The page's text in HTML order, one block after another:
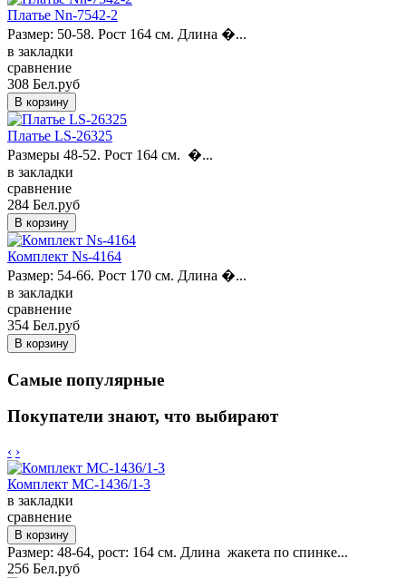
Платье Nn-7542-2
Размер: 50-58. Рост 164 см. Длина �...
в закладки
сравнение
308 Бел.руб
Платье LS-26325
Размеры 48-52. Рост 164 см. �...
в закладки
сравнение
284 Бел.руб
Комплект Ns-4164
Размер: 54-66. Рост 170 см. Длина �...
в закладки
сравнение
354 Бел.руб
Самые популярные
Покупатели знают, что выбирают
‹ ›
Комплект MC-1436/1-3
в закладки
сравнение
Размер: 48-64, рост: 164 см. Длина жакета по спинке...
256 Бел.руб